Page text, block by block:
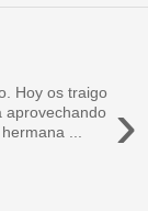
›
Hoy os traigo
aprovechando
...